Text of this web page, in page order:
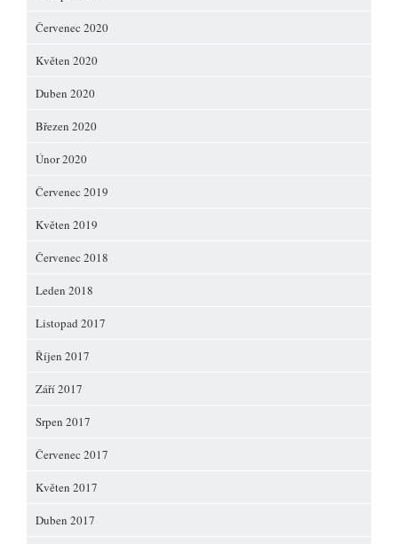
Červenec 2020
Květen 2020
Duben 2020
Březen 2020
Únor 2020
Červenec 2019
Květen 2019
Červenec 2018
Leden 2018
Listopad 2017
Říjen 2017
Září 2017
Srpen 2017
Červenec 2017
Květen 2017
Duben 2017